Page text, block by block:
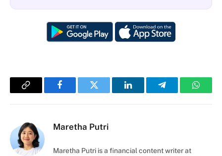
Copy
FacebookTwitter LinkedInTelegram
Maretha Putri
Maretha Putri is a financial content writer at